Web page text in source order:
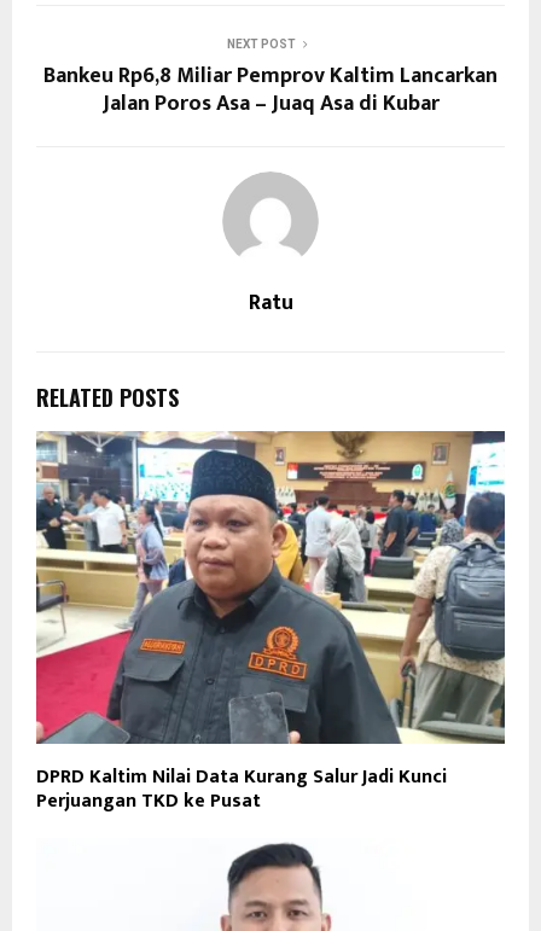
NEXT POST
Bankeu Rp6,8 Miliar Pemprov Kaltim Lancarkan
Jalan Poros Asa – Juaq Asa di Kubar
Ratu
RELATED POSTS
DPRD Kaltim Nilai Data Kurang Salur Jadi Kunci
Perjuangan TKD ke Pusat